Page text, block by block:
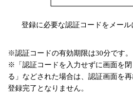
登録に必要な認証コードをメール
※認証コードの有効期限は30分です。
※「認証コードを入力せずに画面を
る」などされた場合は、認証画面を再
登録完了となりません。